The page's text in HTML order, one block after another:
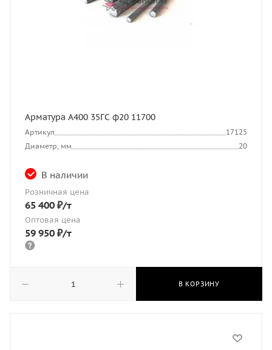
Арматура А400 35ГС ф20 11700
Артикул
17125
Диаметр, мм
20
В наличии
Розничная цена
65 400 ₽/т
Оптовая цена
59 950 ₽/т
В КОРЗИНУ